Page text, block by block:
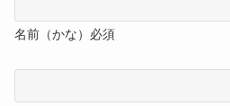
名前（かな） 必須